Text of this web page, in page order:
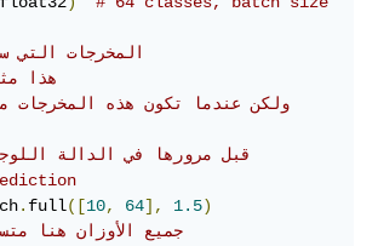
# المخرجات التي
# هذا
#  قبل مرورها في الدالة
. full([10, 64], 1.5)
# جميع الأوزان هنا